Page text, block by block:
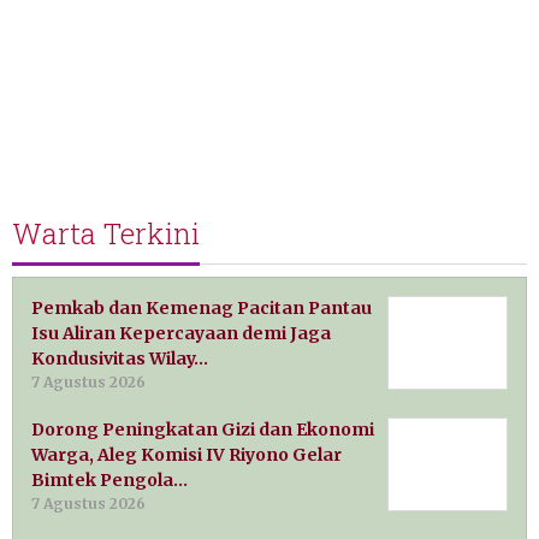
Warta Terkini
Pemkab dan Kemenag Pacitan Pantau
Isu Aliran Kepercayaan demi Jaga
Kondusivitas Wilay…
7 Agustus 2026
Dorong Peningkatan Gizi dan Ekonomi
Warga, Aleg Komisi IV Riyono Gelar
Bimtek Pengola…
7 Agustus 2026